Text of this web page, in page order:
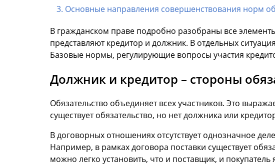
Основные направления совершенствования норм
В гражданском праве подробно разобраны все
представляют кредитор и должник. В отдельных
Базовые нормы, регулирующие вопросы участия
Должник и кредитор – стороны
Обязательство объединяет всех участников. Это
существует обязательство, но нет должника или
В договорных отношениях отсутствует однозначное
Например, в рамках договора поставки существует
можно легко установить, что и поставщик, и